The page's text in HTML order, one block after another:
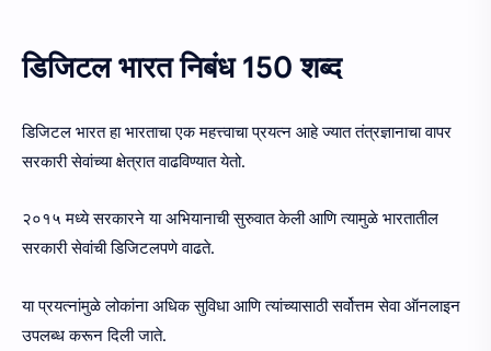
डिजिटल भारत निबंध 150 शब्द
डिजिटल भारत हा भारताचा एक महत्त्वाचा प्रयत्न आहे ज्यात तंत्रज्ञानाचा वापर
सरकारी सेवांच्या क्षेत्रात वाढविण्यात येतो.
२०१५ मध्ये सरकारने या अभियानाची सुरुवात केली आणि त्यामुळे भारतातील
सरकारी सेवांची डिजिटलपणे वाढते.
या प्रयत्नांमुळे लोकांना अधिक सुविधा आणि त्यांच्यासाठी सर्वोत्तम सेवा ऑनलाइन
उपलब्ध करून दिली जाते.